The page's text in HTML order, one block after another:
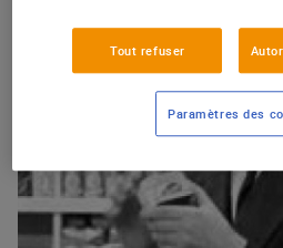
Tout refuser
Paramètres des